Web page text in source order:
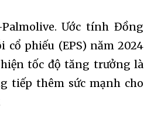
Ước tính Đồng
phiếu (EPS) năm 2024
hiện tốc độ tăng trưởng là
tiếp thêm sức mạnh cho